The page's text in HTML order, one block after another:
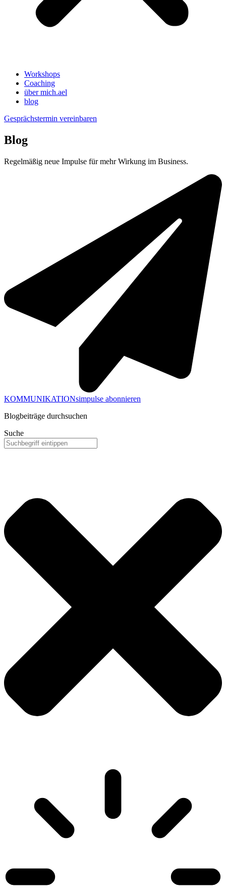
Workshops
Coaching
über mich.ael
blog
Gesprächstermin vereinbaren
Blog
Regelmäßig neue Impulse für mehr Wirkung im Business.
KOMMUNIKATIONsimpulse abonnieren
Blogbeiträge durchsuchen
Suche